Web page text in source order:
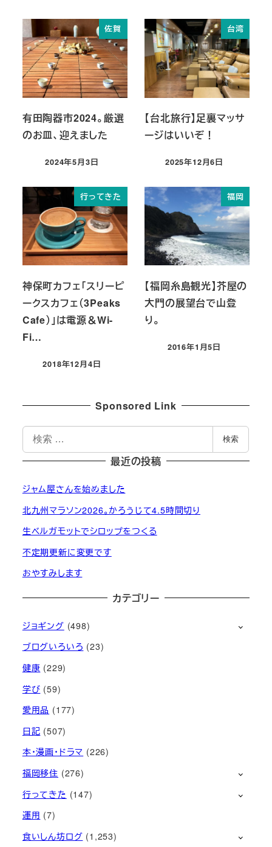
佐賀
有田陶器市2024。厳選
のお皿、迎えました
投稿日
2024年5月3日
台湾
【台北旅行】足裏マッサ
ージはいいぞ！
投稿日
2025年12月6日
行ってきた
神保町カフェ「スリーピ
ークスカフェ（3Peaks
Cafe）」は電源＆Wi-
Fi…
投稿日
2018年12月4日
福岡
【福岡糸島観光】芥屋の
大門の展望台で山登
り。
投稿日
2016年1月5日
Sponsored Link
検
索
検索
最近の投稿
ジャム屋さんを始めました
北九州マラソン2026。かろうじて4.5時間切り
生ベルガモットでシロップをつくる
不定期更新に変更です
おやすみします
カテゴリー
ジョギング (498)
ブログいろいろ (23)
健康 (229)
学び (59)
愛用品 (177)
日記 (507)
本・漫画・ドラマ (226)
福岡移住 (276)
行ってきた (147)
運用 (7)
食いしん坊ログ (1,253)